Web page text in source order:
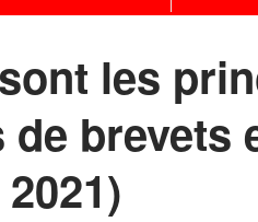
les
brevets